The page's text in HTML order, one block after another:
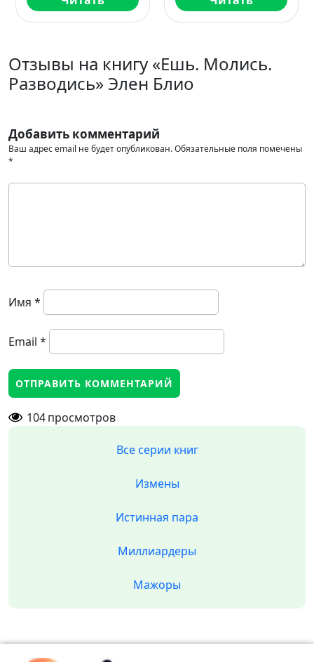
Отзывы на книгу «Ешь. Молись.
Разводись» Элен Блио
Добавить комментарий
Ваш адрес email не будет опубликован.Обязательные поля помечены
*
Имя *
Email *
104просмотров
Все серии книг
Измены
Истинная пара
Миллиардеры
Мажоры